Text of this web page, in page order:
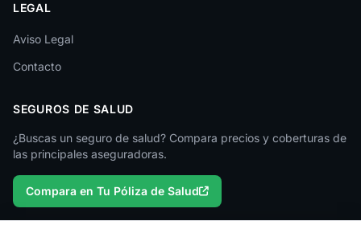
Málaga
Melilla
Murcia
Palencia
Pontevedra
Salamanca
LEGAL
Aviso Legal
Contacto
SEGUROS DE SALUD
¿Buscas un seguro de salud? Compara precios y coberturas de
las principales aseguradoras.
Compara en Tu Póliza de Salud